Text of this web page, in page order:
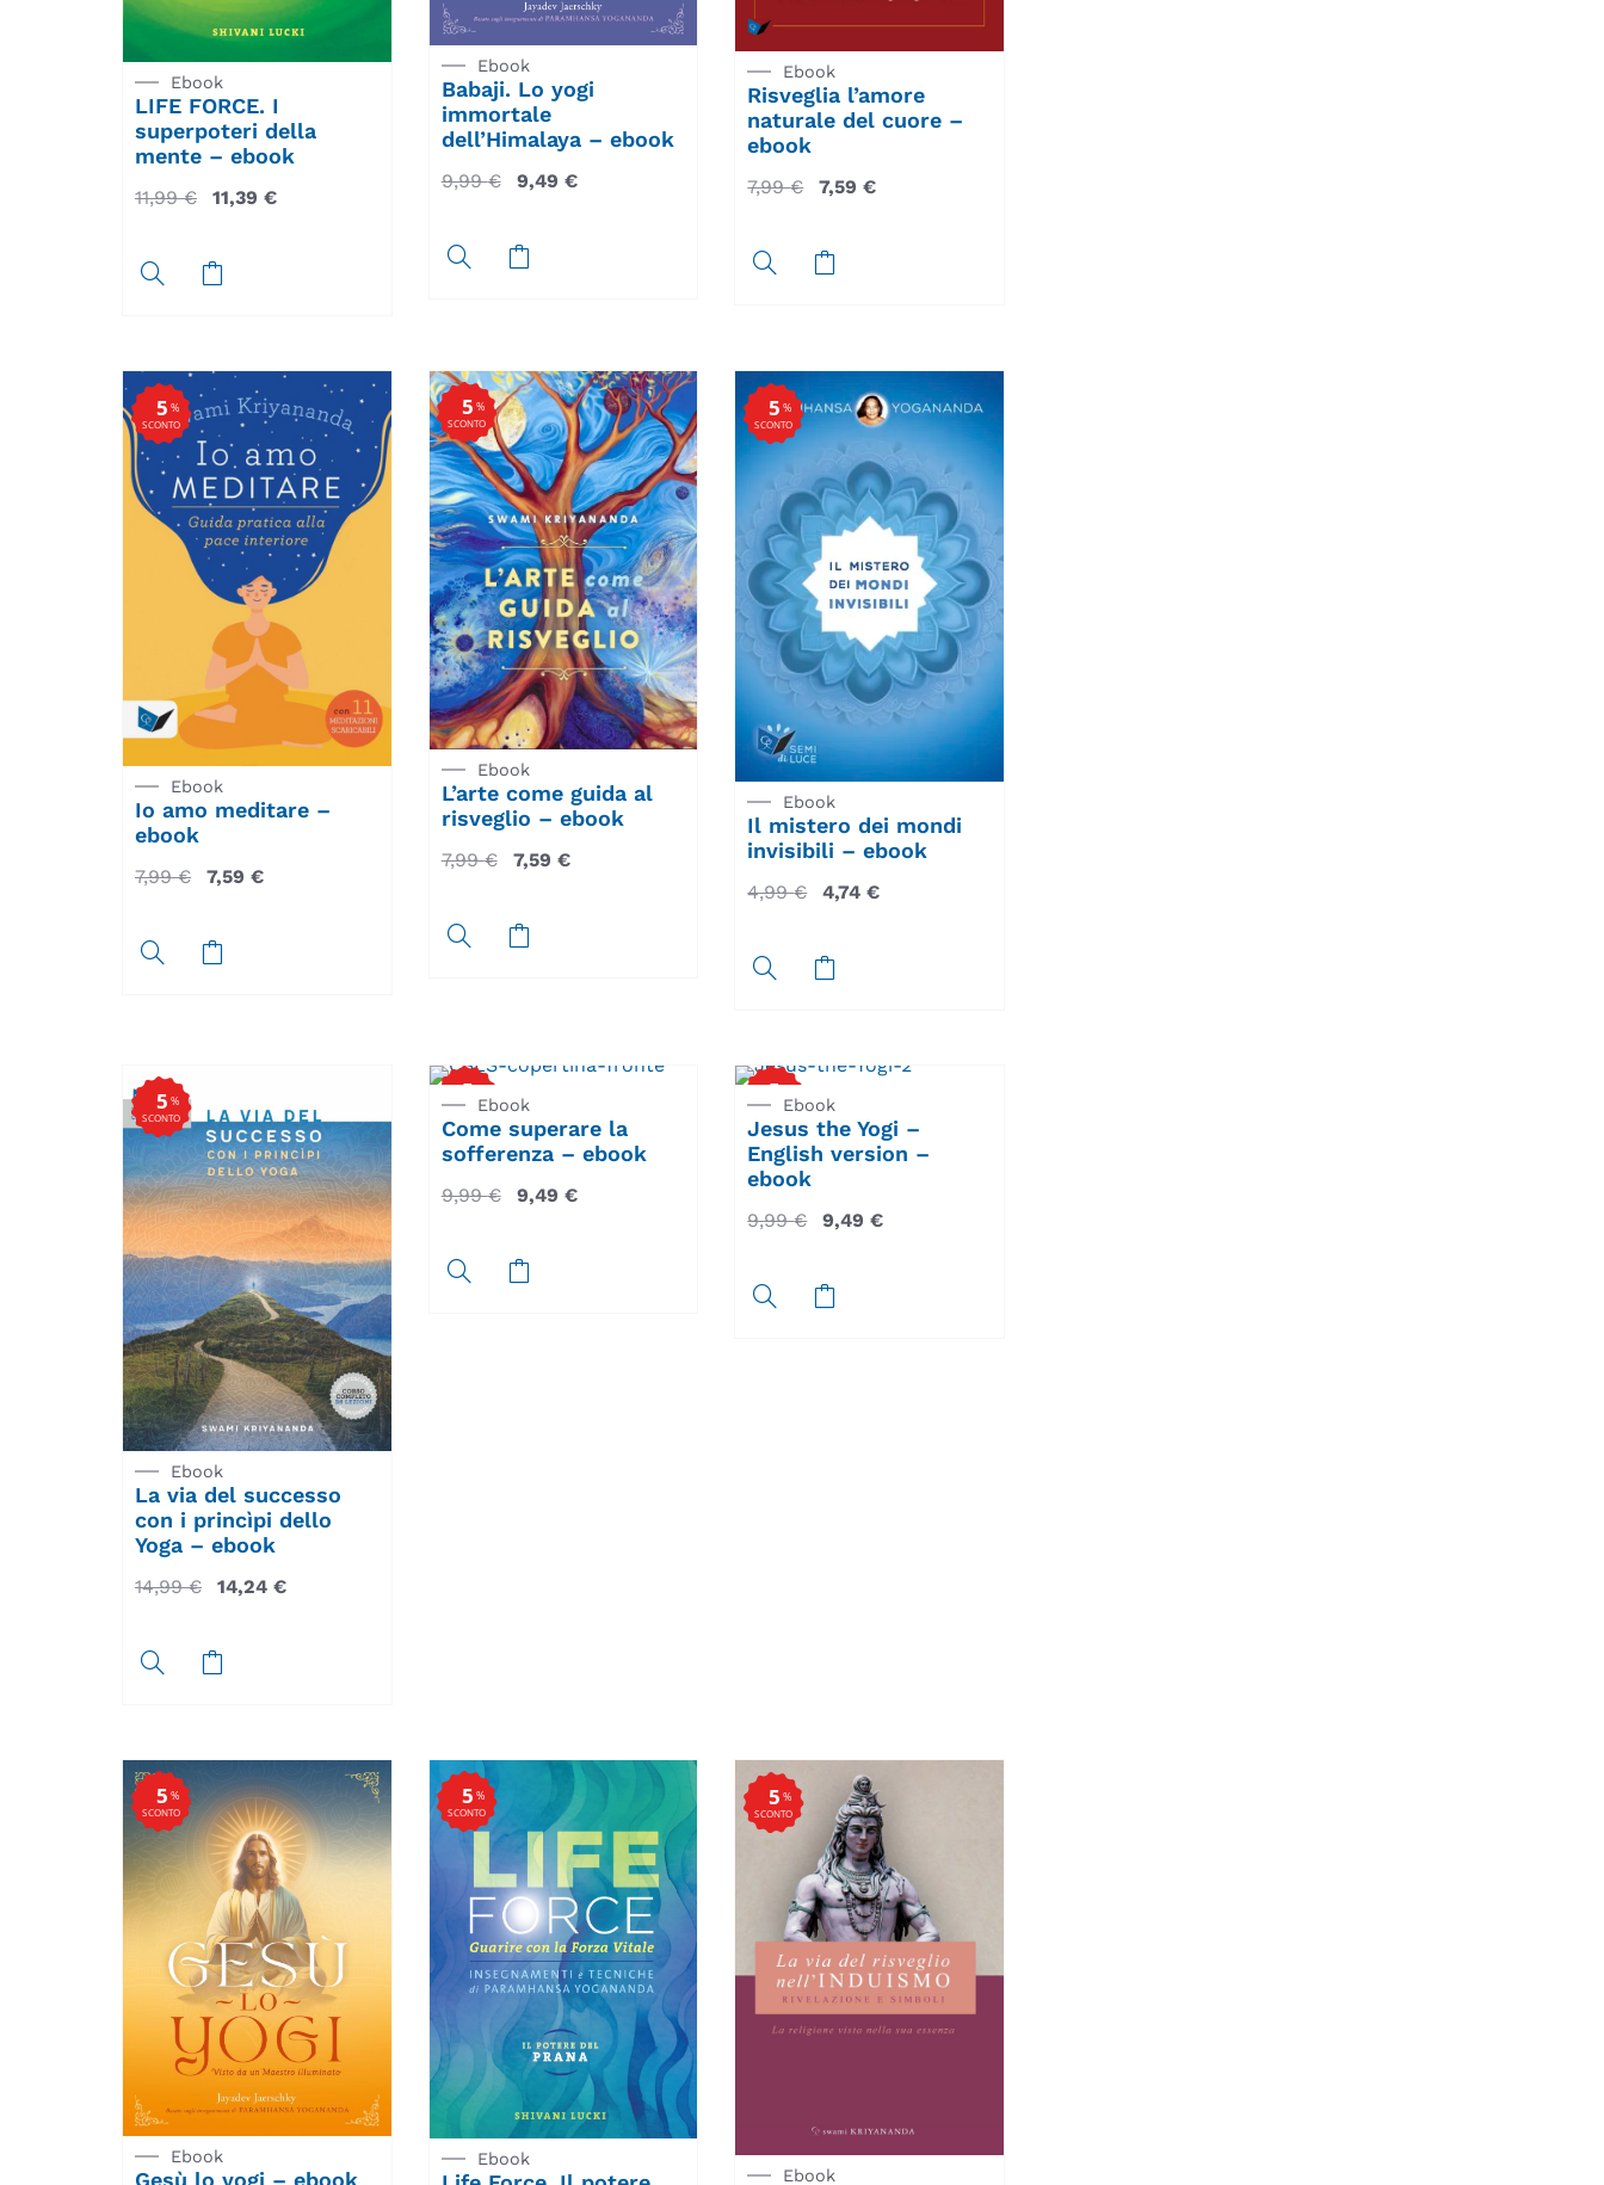
Ebook
LIFE FORCE. I
superpoteri della
mente – ebook
11,99€ 11,39 €
Ebook
Babaji. Lo yogi
immortale
dell’Himalaya – ebook
9,99€ 9,49 €
Ebook
Risveglia l’amore
naturale del cuore –
ebook
7,99€ 7,59€
%
SCONTO
5
Ebook
Io amo meditare –
ebook
7,99€ 7,59 €
%
SCONTO
5
Ebook
L’arte come guida al
risveglio – ebook
7,99€ 7,59 €
%
SCONTO
5
Ebook
Il mistero dei mondi
invisibili – ebook
4,99€ 4,74€
%
SCONTO
5
Ebook
La via del successo
con i princìpi dello
Yoga – ebook
14,99€ 14,24 €
SCONTO
5
Ebook
Come superare la
sofferenza – ebook
9,99€ 9,49 €
SCONTO
5
Ebook
Jesus the Yogi –
English version –
ebook
9,99€ 9,49€
%
SCONTO
5
Ebook
Gesù lo yogi – ebook
%
SCONTO
5
Ebook
%
SCONTO
5
Ebook